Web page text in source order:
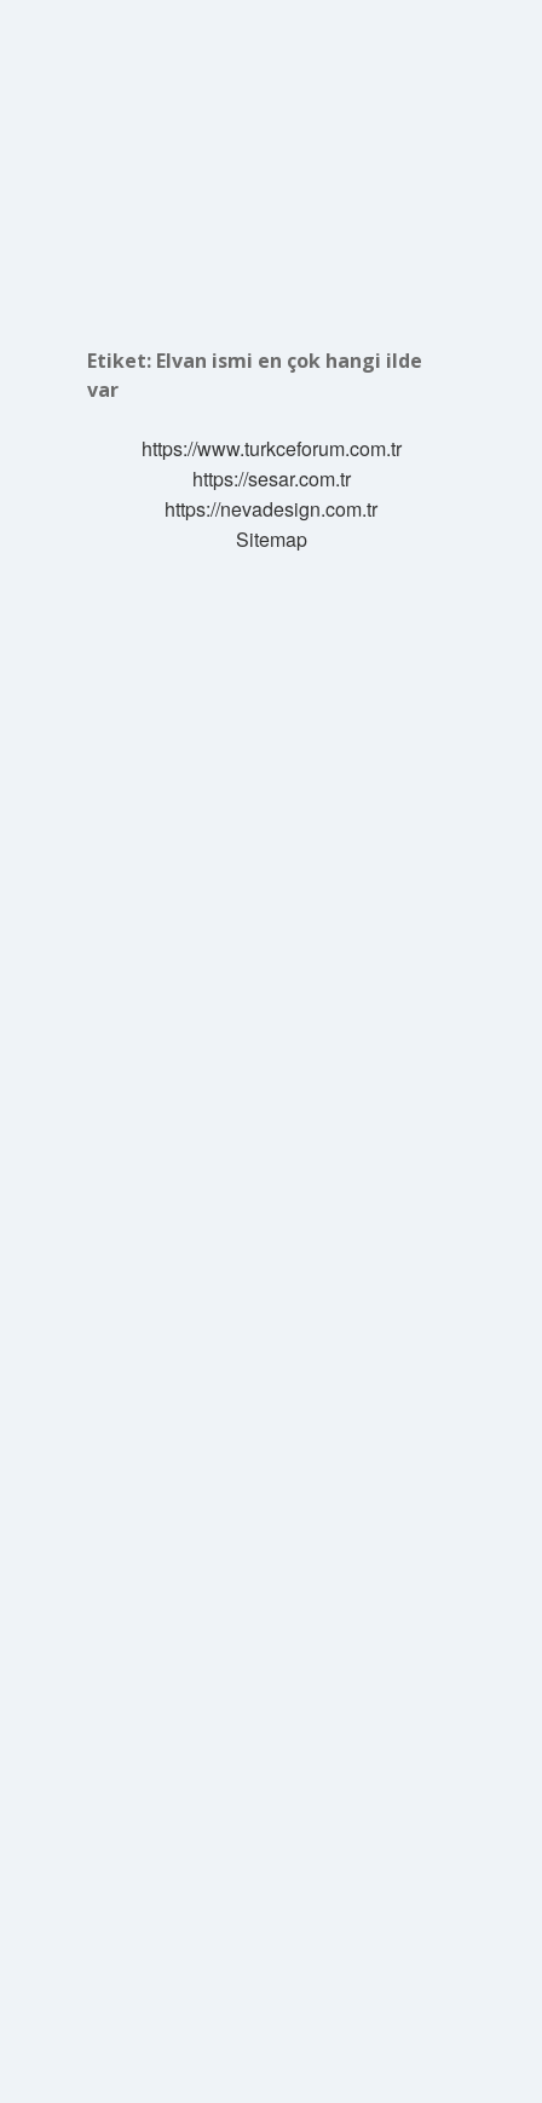
Etiket: Elvan ismi en çok hangi ilde
var
https://www.turkceforum.com.tr
https://sesar.com.tr
https://nevadesign.com.tr
Sitemap